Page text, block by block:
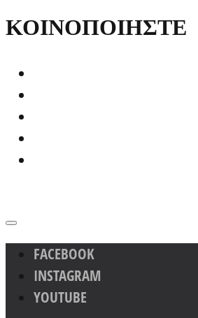
ΚΟΙΝΟΠΟΙΗΣΤΕ
FACEBOOK
INSTAGRAM
YOUTUBE